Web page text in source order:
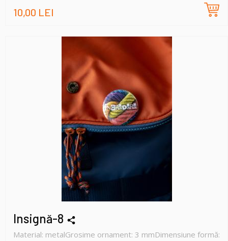
10,00 LEI
Insignă-8
Material: metalGrosime ornament: 3 mmDimensiune formă: